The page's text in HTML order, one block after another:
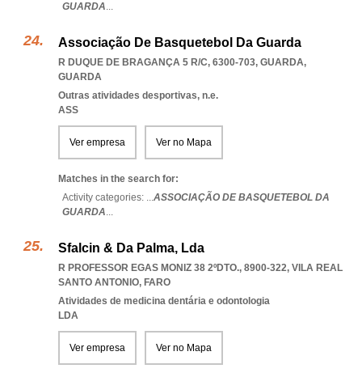
GUARDA...
Associação De Basquetebol Da Guarda
R DUQUE DE BRAGANÇA 5 R/C, 6300-703, GUARDA,
GUARDA
Outras atividades desportivas, n.e.
ASS
Ver empresa Ver no Mapa
Matches in the search for:
Activity categories: ...ASSOCIAÇÃO DE BASQUETEBOL DA
GUARDA...
Sfalcin & Da Palma, Lda
R PROFESSOR EGAS MONIZ 38 2ºDTO., 8900-322, VILA REAL
SANTO ANTONIO, FARO
Atividades de medicina dentária e odontologia
LDA
Ver empresa Ver no Mapa